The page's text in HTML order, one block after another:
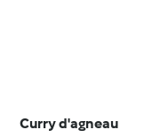
Curry d'agneau